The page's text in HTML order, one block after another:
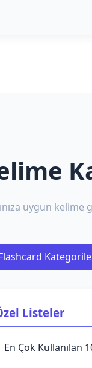
uygun kelime
Listeler
En Çok Kullanılan